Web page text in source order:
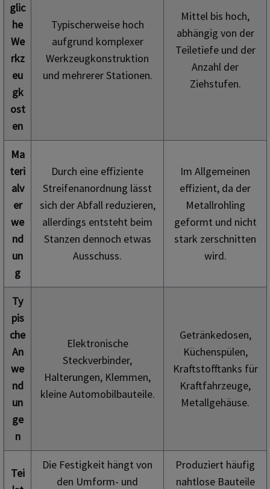
glic
he
We
rkz
eu
gk
ost
en
Typischerweise hoch
aufgrund komplexer
Werkzeugkonstruktion
und mehrerer Stationen.
Mittel bis hoch,
abhängig von der
Teiletiefe und der
Anzahl der
Ziehstufen.
Ma
teri
alv
er
we
nd
un
g
Durch eine effiziente
Streifenanordnung lässt
sich der Abfall reduzieren,
allerdings entsteht beim
Stanzen dennoch etwas
Ausschuss.
Im Allgemeinen
effizient, da der
Metallrohling
geformt und nicht
stark zerschnitten
wird.
Ty
pis
che
An
we
nd
un
ge
n
Elektronische
Steckverbinder,
Halterungen, Klemmen,
kleine Automobilbauteile.
Getränkedosen,
Küchenspülen,
Kraftstofftanks für
Kraftfahrzeuge,
Metallgehäuse.
Tei
Die Festigkeit hängt von
den Umform- und
Produziert häufig
nahtlose Bauteile